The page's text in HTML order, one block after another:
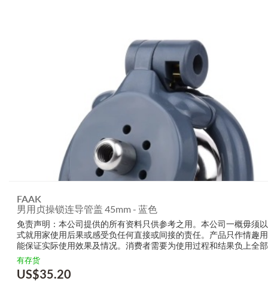
FAAK
男用贞操锁连导管盖 45mm - 蓝色
免责声明：本公司提供的所有资料只供参考之用。本公司一概毋须
式就用家使用后果或感受负任何直接或间接的责任。产品只作情趣
能保证实际使用效果及情况。消费者需要为使用过程和结果负上全
生产商无需要以任何方式为任何直接或间接的失误负责，包括但不
的损毁，受伤或者任何伤害。
有存货
US$35.20